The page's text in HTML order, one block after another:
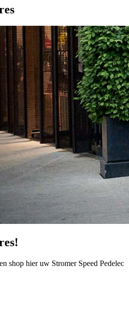
shop hier uw Stromer Speed Pedelec